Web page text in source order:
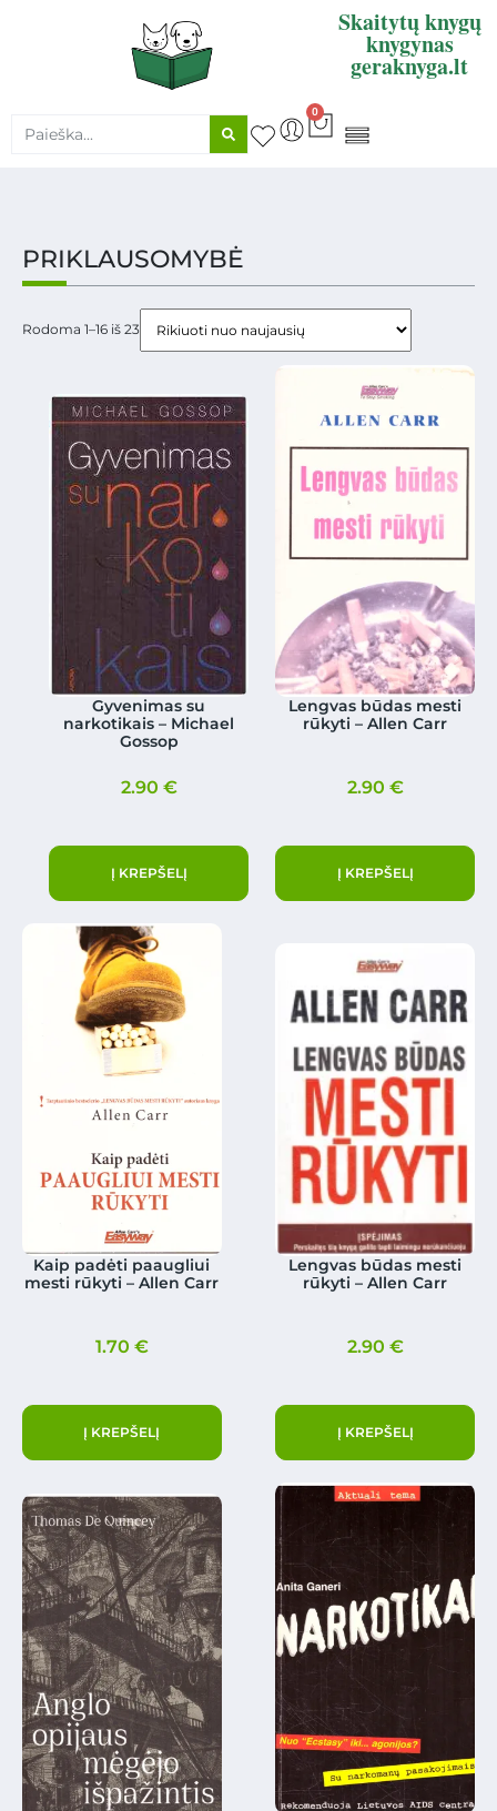
Skaitytų knygų
knygynas
geraknyga.lt
0
PRIKLAUSOMYBĖ
Rodoma 1–16 iš 23
Gyvenimas su
narkotikais – Michael
Gossop
2.90 €
Į KREPŠELĮ
Lengvas būdas mesti
rūkyti – Allen Carr
2.90 €
Į KREPŠELĮ
Kaip padėti paaugliui
mesti rūkyti – Allen Carr
1.70 €
Į KREPŠELĮ
Lengvas būdas mesti
rūkyti – Allen Carr
2.90 €
Į KREPŠELĮ